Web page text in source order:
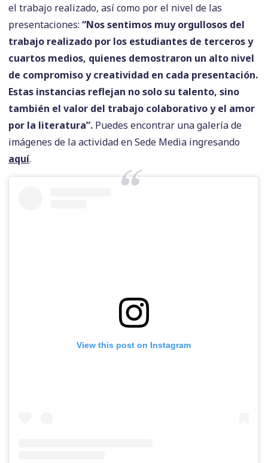
el trabajo realizado, así como por el nivel de las
presentaciones:“Nos sentimos muy orgullosos del
trabajo realizado por los estudiantes de terceros y
cuartos medios, quienes demostraron un alto nivel
de compromiso y creatividad en cada presentación.
Estas instancias reflejan no solo su talento, sino
también el valor del trabajo colaborativo y el amor
por la literatura”. Puedes encontrar una galería de
imágenes de la actividad en Sede Media ingresando
aquí.
View this post on Instagram